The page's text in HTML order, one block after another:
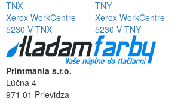
Xerox WorkCentre
5230 V TNX
Xerox WorkCentre
5230 V TNY
Printmania s.r.o.
Lúčna 4
971 01 Prievidza